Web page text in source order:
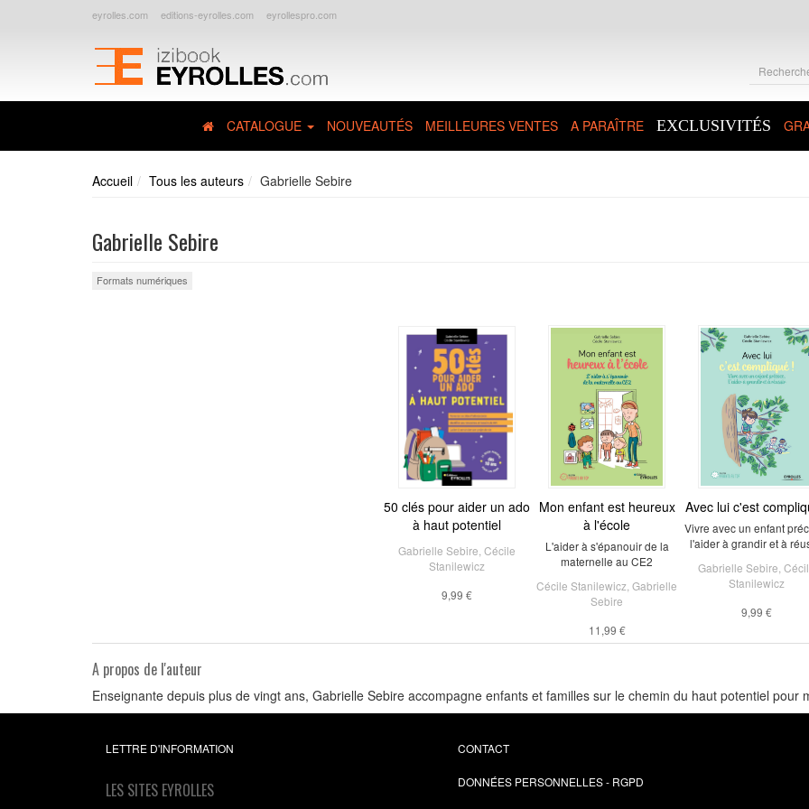
eyrolles.com editions-eyrolles.com eyrollespro.com
CATALOGUE NOUVEAUTÉS MEILLEURES VENTES A PARAÎTRE EXCLUSIVITÉS
Accueil Tous les auteurs Gabrielle Sebire
Gabrielle Sebire
Formats numériques
50 clés pour aider un ado
à haut potentiel
Gabrielle Sebire Cécile
Stanilewicz
9,99 €
Mon enfant est heureux
à l'école
L'aider à s'épanouir de la
maternelle au CE2
Cécile Stanilewicz Gabrielle
Sebire
11,99 €
Avec lui c'est
Vivre avec un enfant
l'aider à grandir et à
Gabrielle Sebire
Stanilewicz
9,99 €
A propos de l'auteur
Enseignante depuis plus de vingt ans, Gabrielle Sebire accompagne enfants et familles sur le chemin du haut potentiel pour
LETTRE D'INFORMATION
LES SITES EYROLLES
CONTACT
DONNÉES PERSONNELLES - RGPD